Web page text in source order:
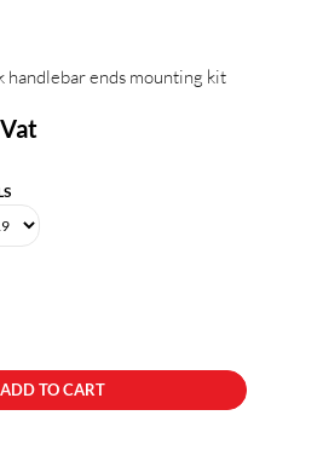
handlebar ends mounting kit
ADD TO CART